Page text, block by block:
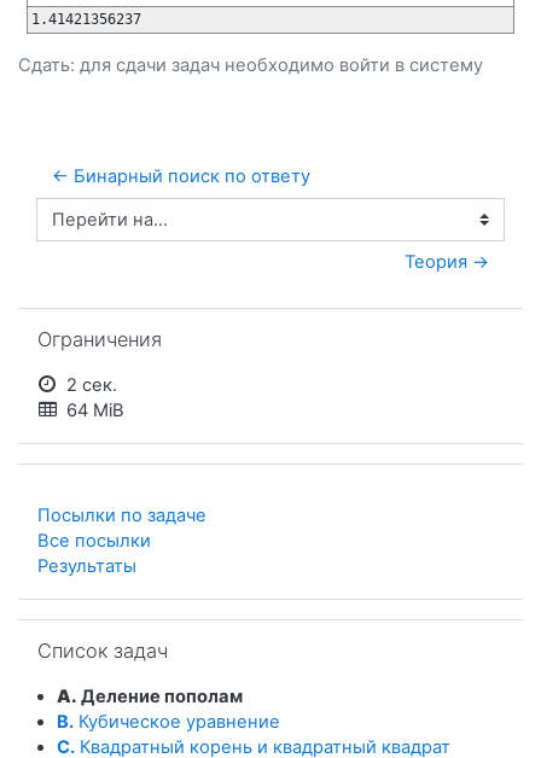
Сдать: для сдачи задач необходимо войти в систему
← Бинарный поиск по ответу
Перейти на...
Теория →
Ограничения
2 сек.
64 MiB
Посылки по задаче
Все посылки
Результаты
Список задач
A. Деление пополам
B. Кубическое уравнение
C. Квадратный корень и квадратный квадрат